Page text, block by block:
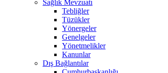
Sağlık Mevzuatı
Tebliğler
Tüzükler
Yönergeler
Genelgeler
Yönetmelikler
Kanunlar
Dış Bağlantılar